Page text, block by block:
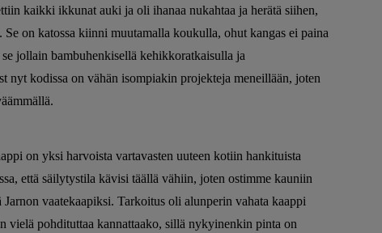
kaikki ikkunat auki ja oli ihanaa nukahtaa ja herätä siihen,
on katossa kiinni muutamalla koukulla, ohut kangas ei paina
jollain bambuhenkisellä kehikkoratkaisulla ja
nyt kodissa on vähän isompiakin projekteja meneillään, joten
on yksi harvoista vartavasten uuteen kotiin hankituista
että säilytystila kävisi täällä vähiin, joten ostimme kauniin
vaatekaapiksi. Tarkoitus oli alunperin vahata kaappi
vielä pohdituttaa kannattaako, sillä nykyinenkin pinta on